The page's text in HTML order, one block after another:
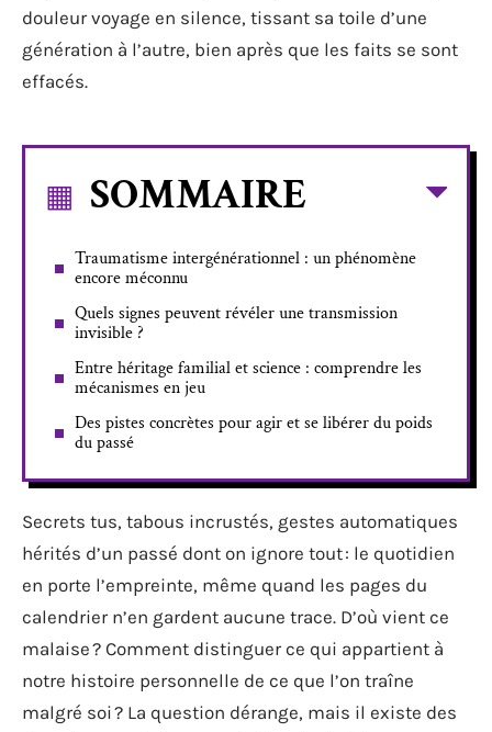
douleur voyage en silence, tissant sa toile d’une
génération à l’autre, bien après que les faits se sont
effacés.
SOMMAIRE
Traumatisme intergénérationnel : un phénomène
encore méconnu
Quels signes peuvent révéler une transmission
invisible ?
Entre héritage familial et science : comprendre les
mécanismes en jeu
Des pistes concrètes pour agir et se libérer du poids
du passé
Secrets tus, tabous incrustés, gestes automatiques
hérités d’un passé dont on ignore tout : le quotidien
en porte l’empreinte, même quand les pages du
calendrier n’en gardent aucune trace. D’où vient ce
malaise ? Comment distinguer ce qui appartient à
notre histoire personnelle de ce que l’on traîne
malgré soi ? La question dérange, mais il existe des